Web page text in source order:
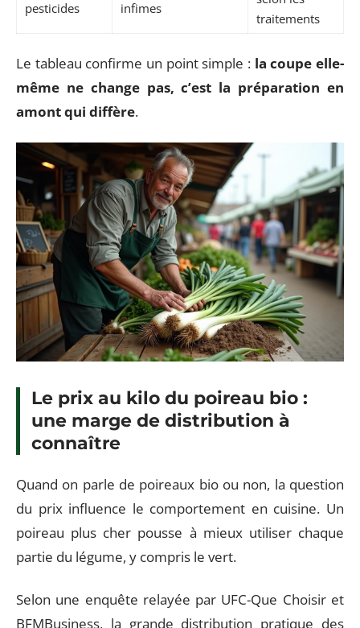
pesticides
infimes
traitements
Le tableau confirme un point simple : la coupe elle-
même ne change pas, c’est la préparation en
amont qui diffère.
Le prix au kilo du poireau bio :
une marge de distribution à
connaître
Quand on parle de poireaux bio ou non, la question
du prix influence le comportement en cuisine. Un
poireau plus cher pousse à mieux utiliser chaque
partie du légume, y compris le vert.
Selon une enquête relayée par UFC-Que Choisir et
BFMBusiness, la grande distribution pratique des